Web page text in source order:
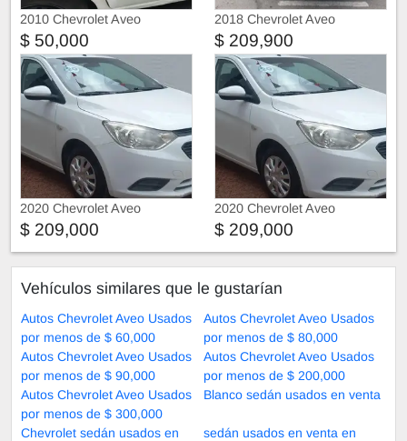
2010 Chevrolet Aveo
$ 50,000
2018 Chevrolet Aveo
$ 209,900
2020 Chevrolet Aveo
$ 209,000
2020 Chevrolet Aveo
$ 209,000
Vehículos similares que le gustarían
Autos Chevrolet Aveo Usados
por menos de $ 60,000
Autos Chevrolet Aveo Usados
por menos de $ 80,000
Autos Chevrolet Aveo Usados
por menos de $ 90,000
Autos Chevrolet Aveo Usados
por menos de $ 200,000
Autos Chevrolet Aveo Usados
por menos de $ 300,000
Blanco sedán usados en venta
Chevrolet sedán usados en
sedán usados en venta en